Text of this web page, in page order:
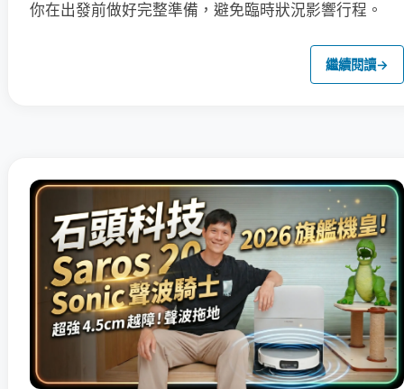
你在出發前做好完整準備，避免臨時狀況影響行程。
繼續閱讀→